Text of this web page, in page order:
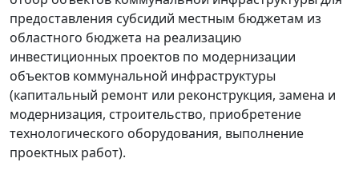
предоставления субсидий местным бюджетам из
областного бюджета на реализацию
инвестиционных проектов по модернизации
объектов коммунальной инфраструктуры
(капитальный ремонт или реконструкция, замена и
модернизация, строительство, приобретение
технологического оборудования, выполнение
проектных работ).